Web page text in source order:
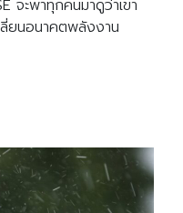
จะพาทุกคนมาดูว่าเขา
ลี่ยนอนาคตพลังงาน